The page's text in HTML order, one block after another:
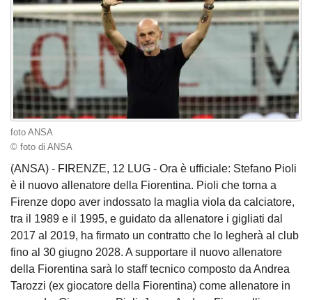
foto ANSA
© foto di ANSA
(ANSA) - FIRENZE, 12 LUG - Ora è ufficiale: Stefano Pioli
è il nuovo allenatore della Fiorentina. Pioli che torna a
Firenze dopo aver indossato la maglia viola da calciatore,
tra il 1989 e il 1995, e guidato da allenatore i gigliati dal
2017 al 2019, ha firmato un contratto che lo legherà al club
fino al 30 giugno 2028. A supportare il nuovo allenatore
della Fiorentina sarà lo staff tecnico composto da Andrea
Tarozzi (ex giocatore della Fiorentina) come allenatore in